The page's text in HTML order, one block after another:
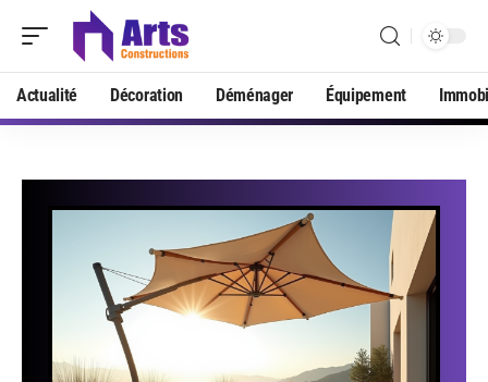
Actualité Décoration Déménager Équipement